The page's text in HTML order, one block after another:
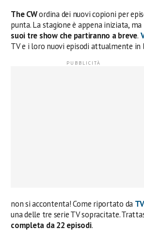
The CWordina dei nuovi copioni per
punta. La stagione è appena iniziata,
suoi tre show che partiranno a breve.
TV e i loro nuovi episodi attualmente in
non si accontenta! Come riportato da
una delle tre serie TV sopracitate.
completa da 22 episodi.